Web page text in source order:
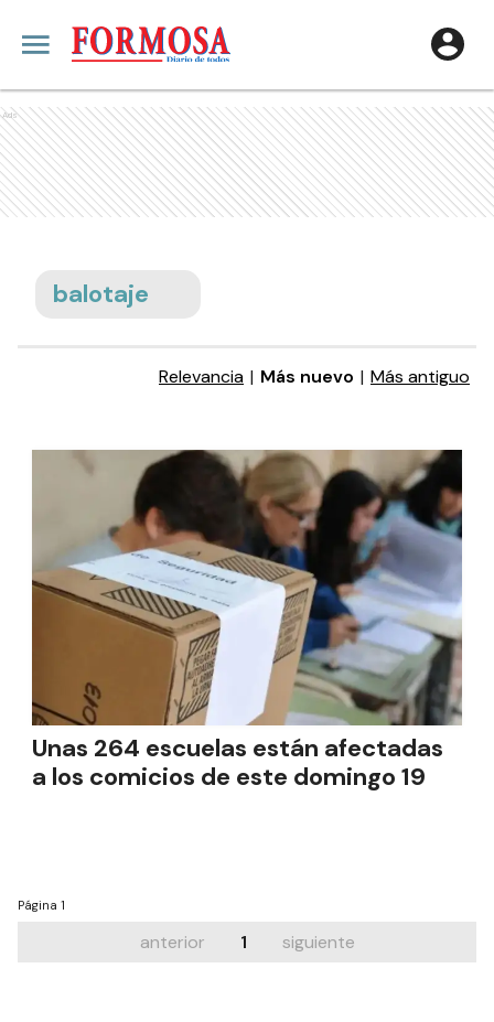
Ads
balotaje
Relevancia | Más nuevo | Más antiguo
Unas 264 escuelas están afectadas
a los comicios de este domingo 19
Página 1
anterior 1 siguiente